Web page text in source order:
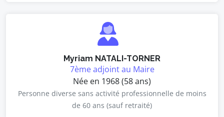
Myriam NATALI-TORNER
7ème adjoint au Maire
Née en 1968 (58 ans)
Personne diverse sans activité professionnelle de moins
de 60 ans (sauf retraité)